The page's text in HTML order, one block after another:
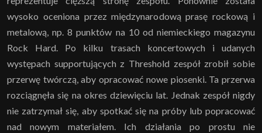
wysoko oceniona przez międzynarodową prasę rockową i
metalową, np. 8 punktów na 10 od niemieckiego magazynu
Rock Hard. Po kilku trasach koncertowych i udanych
występach supportujących z Threshold zespół zrobił sobie
przerwę twórczą, aby opracować nowe piosenki. Ta przerwa
rozciągnęła się na okres dziewięciu lat. Jednak zespół nigdy
nie zatrzymał się, aby spotkać się na próby lub popracować
nad nowym materiałem. Ich działania po prostu nie